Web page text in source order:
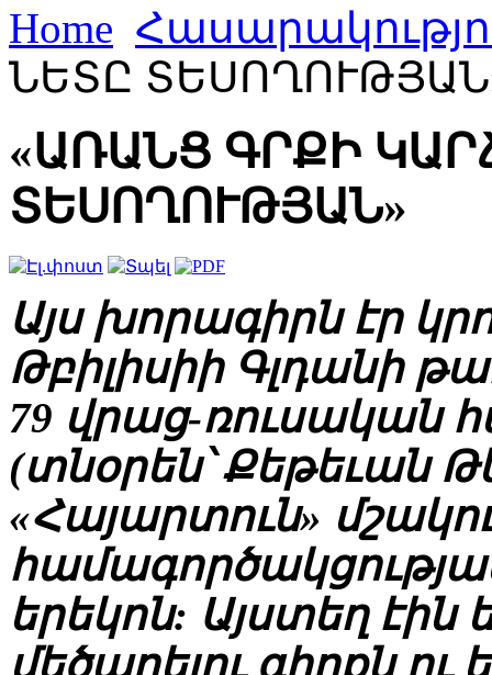
Home
ՆԵՏԸ
«ԱՌԱՆՑ ԳՐՔԻ
ՏԵՍՈՂՈՒԹՅԱՆ»
Այս խորագիրն էր
Թբիլիսիի Գլդանի
79 վրաց-ռուսական
(տնօրեն՝ Քեթեւան
«Հայարտուն»
երեկոն: Այստեղ էին
մեծարելու գիրքն ու